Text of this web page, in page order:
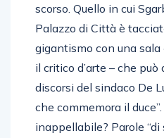
scorso. Quello in cui
Palazzo di Città è
gigantismo con una
il critico d’arte – che
discorsi del sindaco De
che commemora il
inappellabile? Parole